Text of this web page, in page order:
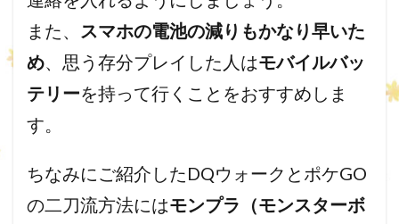
また、 スマホの電池の減りもかなり早いた
め、思う存分プレイした人はモバイルバッ
テリーを持って行くことをおすすめしま
す。
ちなみにご紹介したDQウォークとポケGO
の二刀流方法にはモンプラ（モンスターボ